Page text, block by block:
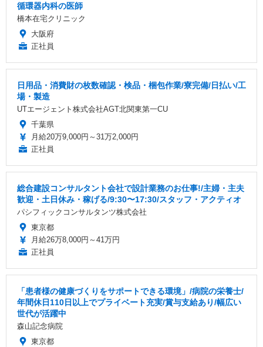
循環器内科の医師
橋本在宅クリニック
大阪府
正社員
日用品・消費財の枚数確認・検品・梱包作業/寮完備/日払い/工
場・製造
UTエージェント株式会社AGT北関東第一CU
千葉県
月給20万9,000円～31万2,000円
正社員
総合建設コンサルタント会社で設計業務のお仕事!/主婦・主夫
歓迎・土日休み・稼げる/9:30〜17:30/スタッフ・アクティオ
パシフィックコンサルタンツ株式会社
東京都
月給26万8,000円～41万円
正社員
「患者様の健康づくりをサポートできる環境」/病院の栄養士/
年間休日110日以上でプライベート充実/賞与支給あり/幅広い
世代が活躍中
森山記念病院
東京都